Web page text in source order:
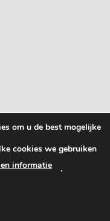
om u de best mogelijke
cookies we gebruiken
informatie .